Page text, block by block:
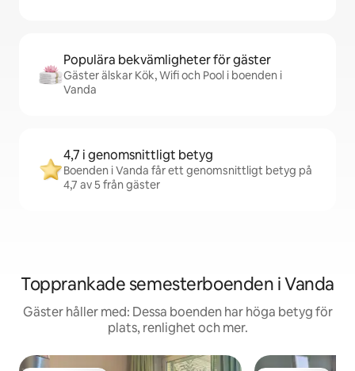
Populära bekvämligheter för gäster
Gäster älskar Kök, Wifi och Pool i boenden i
Vanda
4,7 i genomsnittligt betyg
Boenden i Vanda får ett genomsnittligt betyg på
4,7 av 5 från gäster
Topprankade semesterboenden i Vanda
Gäster håller med: Dessa boenden har höga betyg för
plats, renlighet och mer.